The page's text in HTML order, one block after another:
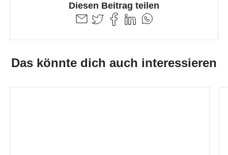
Diesen Beitrag teilen
Das könnte dich auch interessieren